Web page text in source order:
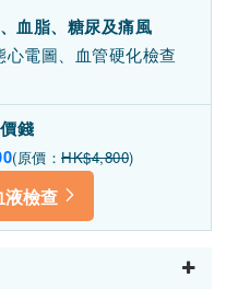
血脂、糖尿及痛風
電圖、血管硬化檢查
錢
(原價： HK$4,800)
檢查